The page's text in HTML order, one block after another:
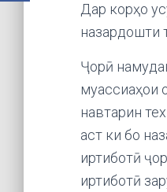
Дар корҳо
назардошти
Ҷорӣ
муассиаҳои
навтарин
аст ки бо
иртиботӣ
иртиботӣ